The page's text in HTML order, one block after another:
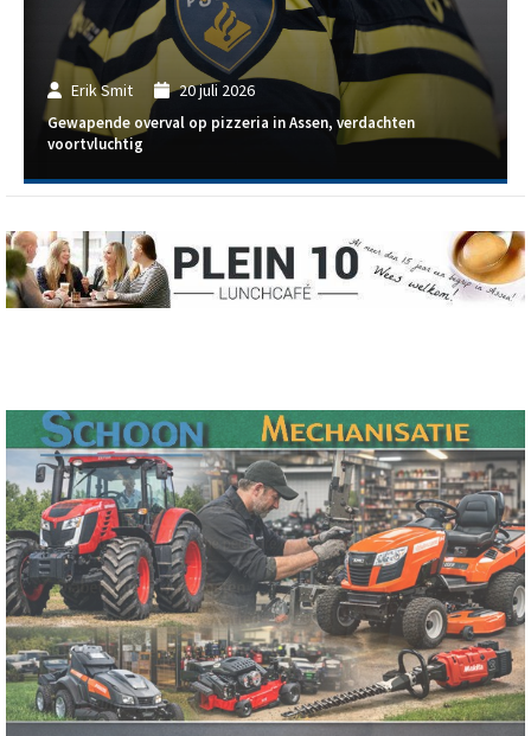
Erik Smit 20 juli 2026
Gewapende overval op pizzeria in Assen, verdachten
voortvluchtig